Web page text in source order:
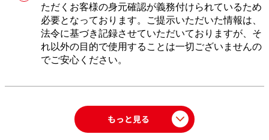
ただくお客様の身元確認が義務付けられているため
必要となっております。ご提示いただいた情報は、
法令に基づき記録させていただいておりますが、そ
れ以外の目的で使用することは一切ございませんの
でご安心ください。
もっと見る